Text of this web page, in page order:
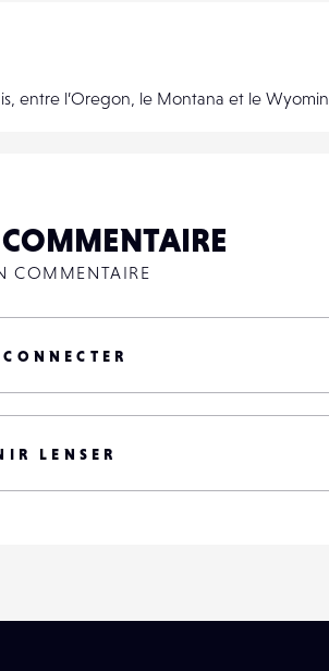
entre l’Oregon, le Montana et le
COMMENTAIRE
LENSER